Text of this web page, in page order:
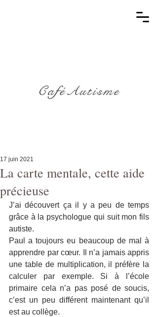
CaféAutisme
La carte mentale, cette aide
précieuse
17 juin 2021
J’ai découvert ça il y a peu de temps
grâce à la psychologue qui suit mon fils
autiste.
Paul a toujours eu beaucoup de mal à
apprendre par cœur. Il n’a jamais appris
une table de multiplication, il préfère la
calculer par exemple. Si à l’école
primaire cela n’a pas posé de soucis,
c’est un peu différent maintenant qu’il
est au collège.